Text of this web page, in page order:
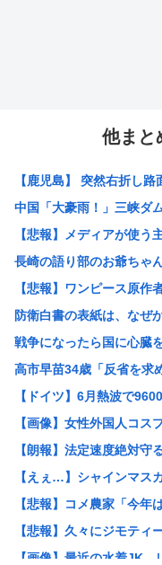
他まと
【鹿児島】 突然右折し
中国「大豪雨！」三峡ダ
【悲報】メディアが使う
長崎の語り部のお爺ちゃ
【悲報】ワンピース原作
防衛白書の表紙は、な
戦争になったら国に心臓
高市早苗34歳「反省を求
【ドイツ】6月熱波で
【画像】女性外国人コ
【朗報】法定速度絶対守
【えぇ…】シャインマス
【悲報】コメ農家「今年
【悲報】久々にジモティ
【画像】最近の水着JK